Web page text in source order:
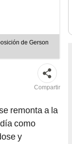
de Gerson
Compartir
remonta a la
como
y